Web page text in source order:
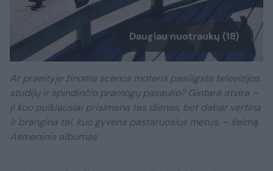
Daugiau nuotraukų (18)
Ar praeityje žinoma scenos moteris pasiilgsta televizijos
studijų ir spindinčio pramogų pasaulio? Gintarė atvira –
ji kuo puikiausiai prisimena tas dienas, bet dabar vertina
ir brangina tai, kuo gyvena pastaruosius metus, – šeimą.
Asmeninis albumas